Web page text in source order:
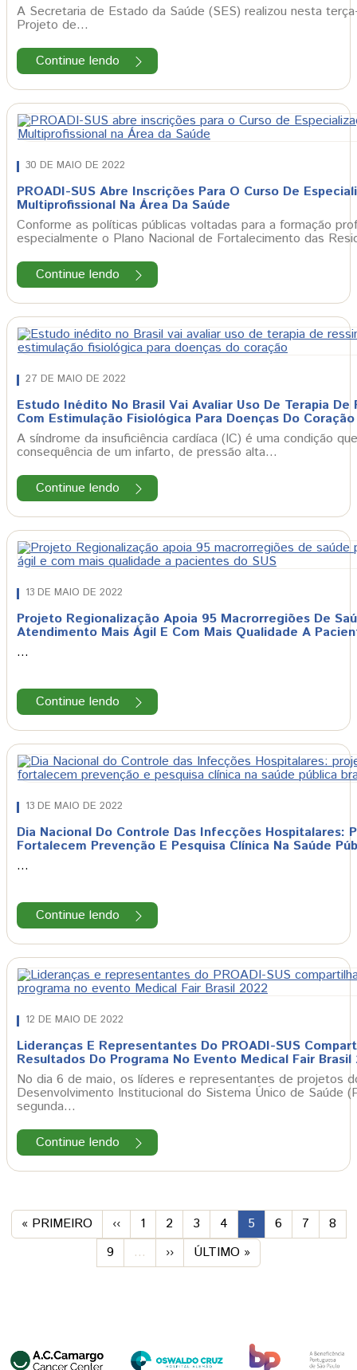
A Secretaria de Estado da Saúde (SES) realizou nesta
Projeto de…
Continue lendo
30 DE MAIO DE 2022
PROADI-SUS Abre Inscrições Para O Curso De
Multiprofissional Na Área Da Saúde
Conforme as políticas públicas voltadas para a formação
especialmente o Plano Nacional de Fortalecimento das
Continue lendo
27 DE MAIO DE 2022
Estudo Inédito No Brasil Vai Avaliar Uso De Terapia De
Com Estimulação Fisiológica Para Doenças Do Coração
A síndrome da insuficiência cardíaca (IC) é uma condição
consequência de um infarto, de pressão alta…
Continue lendo
13 DE MAIO DE 2022
Projeto Regionalização Apoia 95 Macrorregiões De
Atendimento Mais Ágil E Com Mais Qualidade A
…
Continue lendo
13 DE MAIO DE 2022
Dia Nacional Do Controle Das Infecções Hospitalares:
Fortalecem Prevenção E Pesquisa Clínica Na Saúde
…
Continue lendo
12 DE MAIO DE 2022
Lideranças E Representantes Do PROADI-SUS
Resultados Do Programa No Evento Medical Fair Brasil
No dia 6 de maio, os líderes e representantes de projetos
Desenvolvimento Institucional do Sistema Único de Saúde
segunda…
Continue lendo
Paginação
PRIMEIRA PÁGINA
« PRIMEIRO PREVIOUS PAGE
‹‹ PÁGINA
1 PÁGINA
2 PÁGINA
3 PÁGINA
4 PÁGINA
5 PÁGINA
6 PÁGINA
7
8
PÁGINA
9 … PRÓXIMA PÁGINA
›› ÚLTIMA PÁGINA
ÚLTIMO »